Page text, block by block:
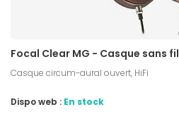
Focal Clear MG - Casque sans fil
Casque circum-aural ouvert, HiFi
Dispo web : En stock